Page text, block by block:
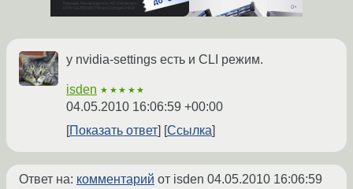
у nvidia-settings есть и CLI режим.
isden ★★★★★
04.05.2010 16:06:59 +00:00
Показать ответ
Ссылка
Ответ на: комментарий от isden 04.05.2010 16:06:59